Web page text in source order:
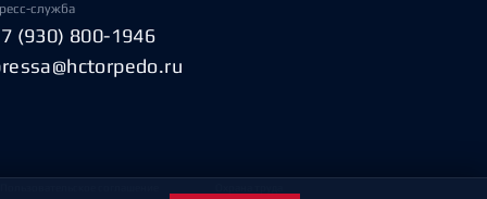
служба
(930) 800-1946